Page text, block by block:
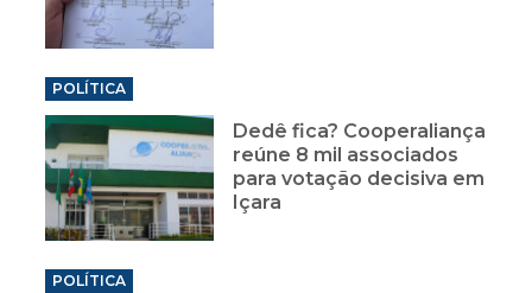
POLÍTICA
Dedê fica? Cooperaliança
reúne 8 mil associados
para votação decisiva em
Içara
POLÍTICA